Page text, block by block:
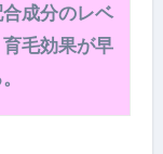
成分のレベ
毛効果が早